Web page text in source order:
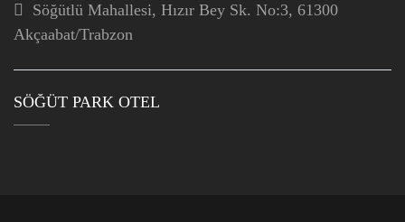
Söğütlü Mahallesi, Hızır Bey Sk. No:3, 61300
Akçaabat/Trabzon
SÖĞÜT PARK OTEL